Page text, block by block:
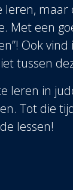
maar
Met een
Ook
tussen
leren in
Tot die
lessen!